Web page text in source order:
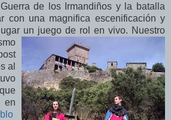
de los Irmandiños y la batalla
con una magnifica escenificación y
un juego de rol en vivo. Nuestro
al